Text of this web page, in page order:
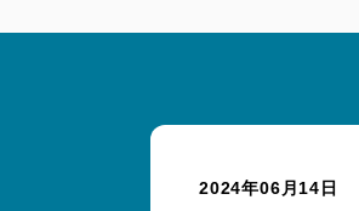
2024年06月14日